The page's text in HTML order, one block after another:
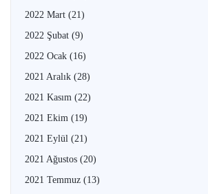
2022 Mart (21)
2022 Şubat (9)
2022 Ocak (16)
2021 Aralık (28)
2021 Kasım (22)
2021 Ekim (19)
2021 Eylül (21)
2021 Ağustos (20)
2021 Temmuz (13)